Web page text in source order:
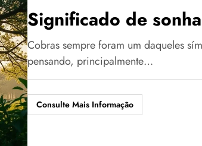
Significado de
Cobras sempre foram um daqueles
pensando, principalmente…
Consulte Mais Informação